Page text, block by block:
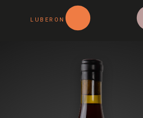
LUBERON